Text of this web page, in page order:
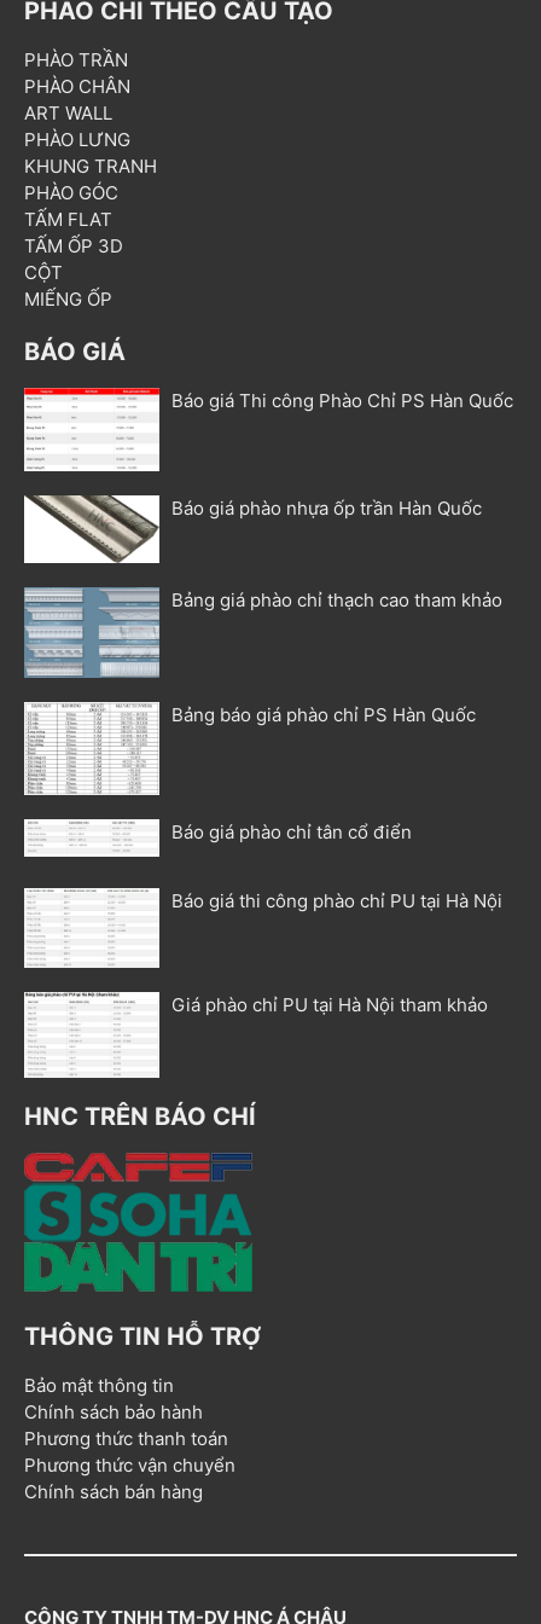
PHÀO CHỈ THEO CẤU TẠO
PHÀO TRẦN
PHÀO CHÂN
ART WALL
PHÀO LƯNG
KHUNG TRANH
PHÀO GÓC
TẤM FLAT
TẤM ỐP 3D
CỘT
MIẾNG ỐP
BÁO GIÁ
Báo giá Thi công Phào Chỉ PS Hàn Quốc
Báo giá phào nhựa ốp trần Hàn Quốc
Bảng giá phào chỉ thạch cao tham khảo
Bảng báo giá phào chỉ PS Hàn Quốc
Báo giá phào chỉ tân cổ điển
Báo giá thi công phào chỉ PU tại Hà Nội
Giá phào chỉ PU tại Hà Nội tham khảo
HNC TRÊN BÁO CHÍ
THÔNG TIN HỖ TRỢ
Bảo mật thông tin
Chính sách bảo hành
Phương thức thanh toán
Phương thức vận chuyển
Chính sách bán hàng
CÔNG TY TNHH TM-DV HNC Á CHÂU